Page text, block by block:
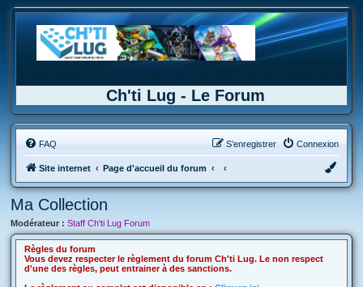
Ch'ti Lug - Le Forum
FAQ Connexion
S’enregistrer
Site internet Page d'accueil du forum
Ma Collection
Modérateur : Staff Ch'ti Lug Forum
Règles du forum
Vous devez respecter le règlement du forum Ch'ti Lug. Le non respect
d'une des règles, peut entrainer à des sanctions.